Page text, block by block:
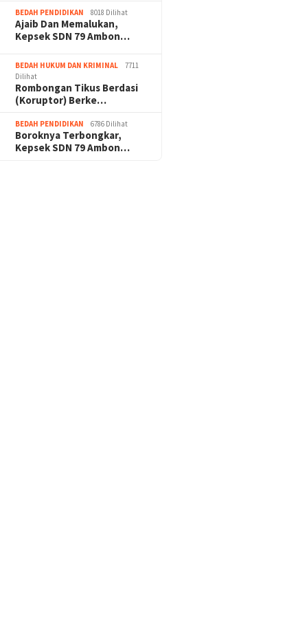
BEDAH PENDIDIKAN 8018 Dilihat
Ajaib Dan Memalukan,
Kepsek SDN 79 Ambon…
BEDAH HUKUM DAN KRIMINAL
7711
Dilihat
Rombongan Tikus Berdasi
(Koruptor) Berke…
BEDAH PENDIDIKAN 6786 Dilihat
Boroknya Terbongkar,
Kepsek SDN 79 Ambon…